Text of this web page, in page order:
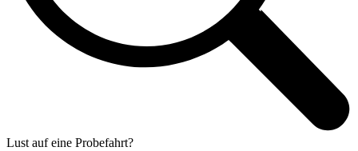
Lust auf eine Probefahrt?